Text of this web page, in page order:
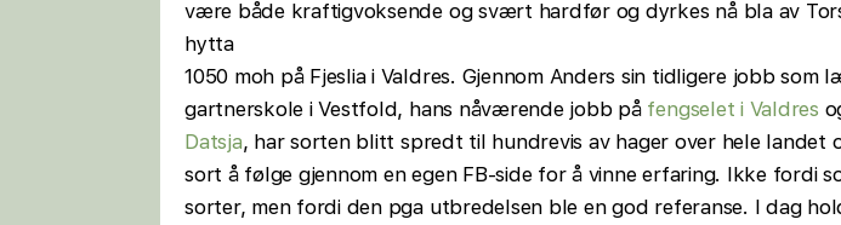
være både kraftigvoksende og svært hardfør og dyrkes nå bla av
hytta
1050 moh på Fjeslia i Valdres. Gjennom Anders sin tidligere jobb som
gartnerskole i Vestfold, hans nåværende jobb på fengselet i Valdres
Datsja, har sorten blitt spredt til hundrevis av hager over hele landet
sort å følge gjennom en egen FB-side for å vinne erfaring. Ikke fordi
sorter, men fordi den pga utbredelsen ble en god referanse. I dag